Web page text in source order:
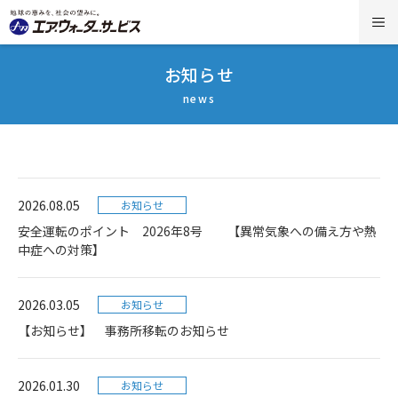
お知らせ
news
2026.08.05 お知らせ
安全運転のポイント 2026年8号 【異常気象への備え方や熱
中症への対策】
2026.03.05 お知らせ
【お知らせ】 事務所移転のお知らせ
2026.01.30 お知らせ